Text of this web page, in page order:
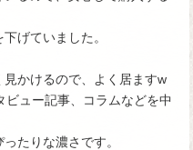
げていました。
かけるので、よく居ますw
ュー記事、コラムなどを中
たりな濃さです。